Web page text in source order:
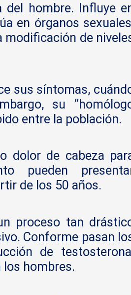
hombre. Influye
en órganos
modificación de
sus síntomas,
su
entre la población.
dolor de cabeza
pueden
de los 50 años.
proceso tan
Conforme pasan
de
los hombres.